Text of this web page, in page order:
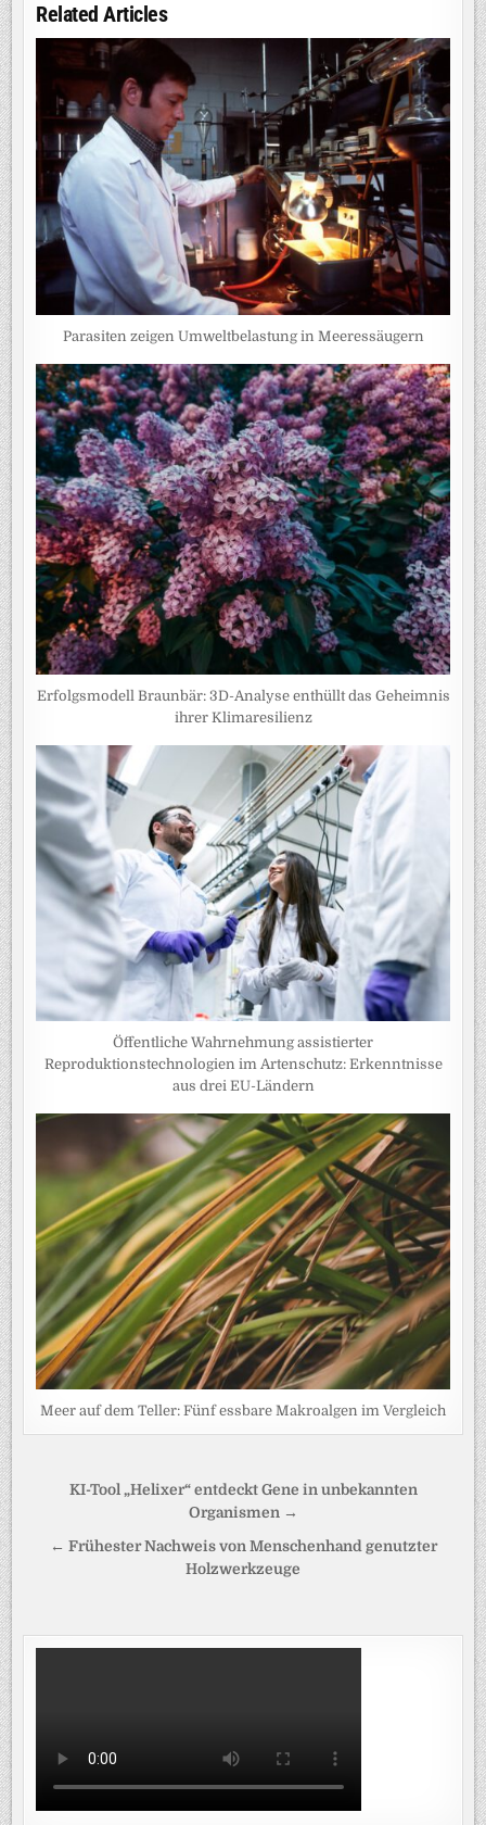
Related Articles
Parasiten zeigen Umweltbelastung in Meeressäugern
Erfolgsmodell Braunbär: 3D-Analyse enthüllt das Geheimnis
ihrer Klimaresilienz
Öffentliche Wahrnehmung assistierter
Reproduktionstechnologien im Artenschutz: Erkenntnisse
aus drei EU-Ländern
Meer auf dem Teller: Fünf essbare Makroalgen im Vergleich
Beitragsnavigation
KI-Tool „Helixer“ entdeckt Gene in unbekannten
Organismen →
← Frühester Nachweis von Menschenhand genutzter
Holzwerkzeuge